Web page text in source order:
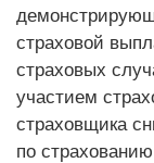
страховой
страховых
участием
страховщика
по